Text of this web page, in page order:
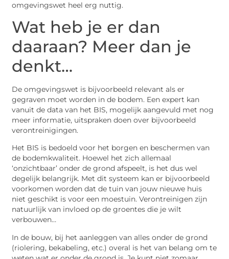
omgevingswet heel erg nuttig.
Wat heb je er dan
daaraan? Meer dan je
denkt…
De omgevingswet is bijvoorbeeld relevant als er
gegraven moet worden in de bodem. Een expert kan
vanuit de data van het BIS, mogelijk aangevuld met nog
meer informatie, uitspraken doen over bijvoorbeeld
verontreinigingen.
Het BIS is bedoeld voor het borgen en beschermen van
de bodemkwaliteit. Hoewel het zich allemaal
‘onzichtbaar’ onder de grond afspeelt, is het dus wel
degelijk belangrijk. Met dit systeem kan er bijvoorbeeld
voorkomen worden dat de tuin van jouw nieuwe huis
niet geschikt is voor een moestuin. Verontreinigen zijn
natuurlijk van invloed op de groentes die je wilt
verbouwen…
In de bouw, bij het aanleggen van alles onder de grond
(riolering, bekabeling, etc.) overal is het van belang om te